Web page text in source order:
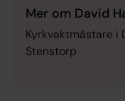
Mer om David
Kyrkvaktmästare i
Stenstorp